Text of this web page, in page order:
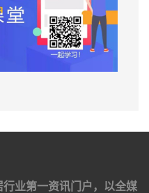
业第一资讯门户，以全媒